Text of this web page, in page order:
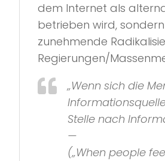
dem Internet als
betrieben wird,
zunehmende
Regierungen/
„Wenn sich die
Stelle nach
—
(„When people